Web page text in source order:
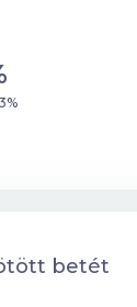
betét